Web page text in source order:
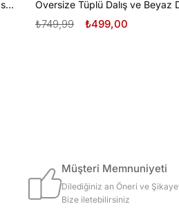
Oversize Şnorkel ve Su kaplumbağası tasarım unisex T-shirt
₺499,00
₺749,99
Müşteri Memnuniyeti
Dilediğiniz an Öneri ve
Bize iletebilirsiniz